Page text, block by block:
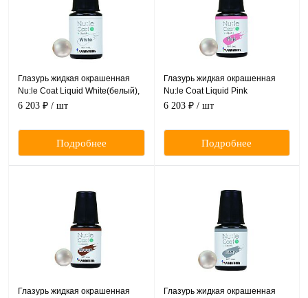
Глазурь жидкая окрашенная
Nu:le Coat Liquid White(белый),
4 мл
6 203 ₽ / шт
Подробнее
Глазурь жидкая окрашенная
Nu:le Coat Liquid Pink
(розовый), 4 мл
6 203 ₽ / шт
Подробнее
Глазурь жидкая окрашенная
Глазурь жидкая окрашенная